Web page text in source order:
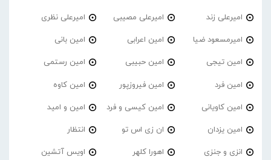
امیرعلی زند امیرعلی مصیبی امیرعلی نظری
امیرمسعود ضیا امین اعرابی امین بانی
امین تیجی امین حبیبی امین رستمی
امین فرد امین فیروزپور امین کاوه
امین کاویانی امین کیسی و فرد امین و امید
امین یزدان ان زی اس تو انتظار
انزی و جنزی اهورا کلهر اویس آتشین